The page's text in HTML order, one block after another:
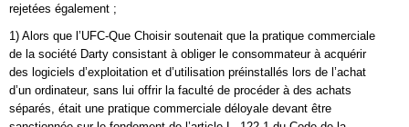
rejetées également ;
1) Alors que l’UFC-Que Choisir soutenait que la pratique commerciale
de la société Darty consistant à obliger le consommateur à acquérir
des logiciels d’exploitation et d’utilisation préinstallés lors de l’achat
d’un ordinateur, sans lui offrir la faculté de procéder à des achats
séparés, était une pratique commerciale déloyale devant être